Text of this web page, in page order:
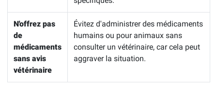
N'offrez pas
de
médicaments
sans avis
vétérinaire
Évitez d'administrer des médicaments
humains ou pour animaux sans
consulter un vétérinaire, car cela peut
aggraver la situation.